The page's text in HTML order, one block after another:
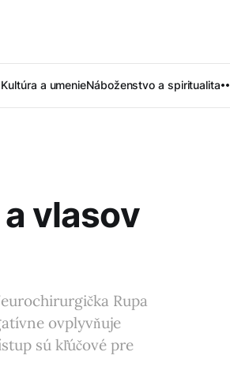
Kultúra a umenieNáboženstvo a spiritualita
vlasov
Rupa
ovplyvňuje
sú kľúčové pre